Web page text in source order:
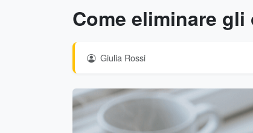
Come eliminare
Giulia Rossi